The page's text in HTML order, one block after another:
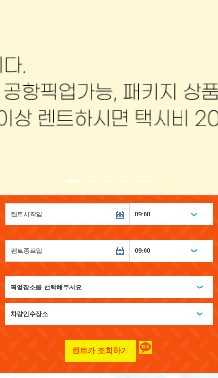
렌트카 조회하기